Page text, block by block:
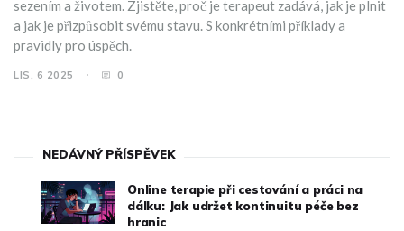
sezením a životem. Zjistěte, proč je terapeut zadává, jak je plnit
a jak je přizpůsobit svému stavu. S konkrétními příklady a
pravidly pro úspěch.
LIS, 6 2025 0
NEDÁVNÝ PŘÍSPĚVEK
Online terapie při cestování a práci na
dálku: Jak udržet kontinuitu péče bez
hranic